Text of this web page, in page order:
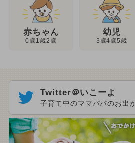
赤ちゃん
0歳1歳2歳
幼児
3歳4歳5歳
Twitter＠いこーよ
子育て中のママパパのお出